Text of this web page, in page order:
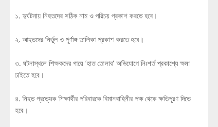
১. দুর্ঘটনায় নিহতদের সঠিক নাম ও পরিচয় প্রকাশ করতে হবে।
২. আহতদের নির্ভুল ও পূর্ণাঙ্গ তালিকা প্রকাশ করতে হবে।
৩. ঘটনাস্থলে শিক্ষকদের গায়ে ‘হাত তোলার’ অভিযোগে নিঃশর্ত প্রকাশ্যে ক্ষমা
চাইতে হবে।
৪. নিহত প্রত্যেক শিক্ষার্থীর পরিবারকে বিমানবাহিনীর পক্ষ থেকে ক্ষতিপূরণ দিতে
হবে।